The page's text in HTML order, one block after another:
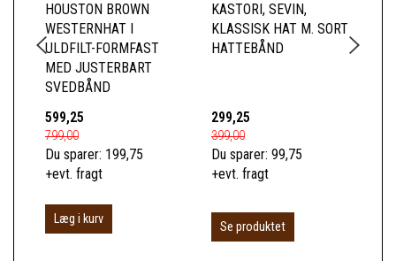
HOUSTON BROWN
WESTERNHAT I
ULDFILT-FORMFAST
MED JUSTERBART
SVEDBÅND
599,25
799,00
Du sparer: 199,75
+evt. fragt
Læg i kurv
KASTORI, SEVIN,
KLASSISK HAT M. SORT
HATTEBÅND
299,25
399,00
Du sparer: 99,75
+evt. fragt
Se produktet